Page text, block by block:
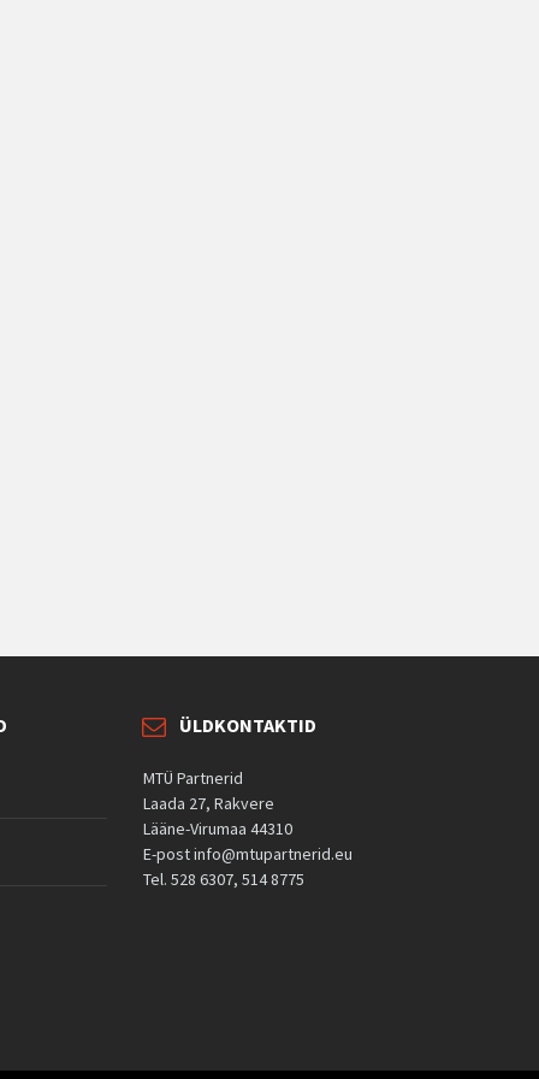
ÜLDKONTAKTID
MTÜ Partnerid
Laada 27, Rakvere
Lääne-Virumaa 44310
E-post info@mtupartnerid.eu
Tel. 528 6307, 514 8775